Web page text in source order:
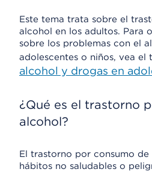
Este tema trata sobre el
alcohol en los adultos. Para
sobre los problemas con el
adolescentes o niños, vea el
alcohol y drogas en
¿Qué es el trastorno
alcohol?
El trastorno por consumo
hábitos no saludables o